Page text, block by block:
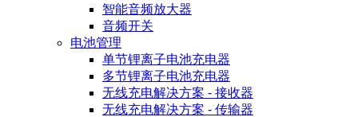
智能音频放大器
音频开关
电池管理
单节锂离子电池充电器
多节锂离子电池充电器
无线充电解决方案 - 接收器
无线充电解决方案 - 传输器